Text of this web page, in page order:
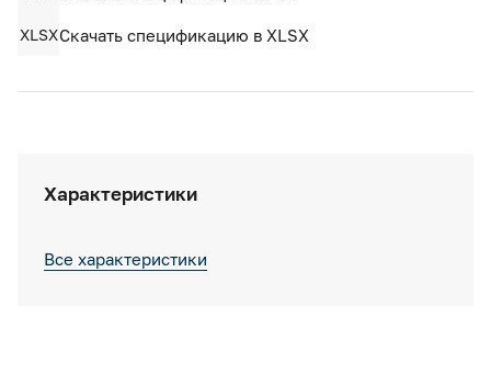
Характеристики
Все характеристики
XLSXСкачать спецификацию в XLSX